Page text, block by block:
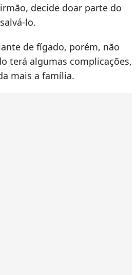
decide doar parte do
lo.
de fígado, porém, não
terá algumas complicações,
mais a família.